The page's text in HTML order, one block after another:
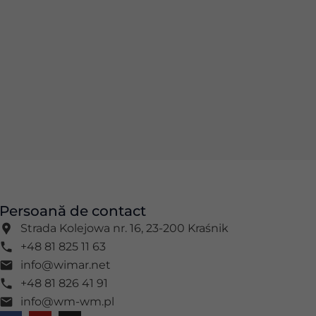
Persoană de contact
Strada Kolejowa nr. 16, 23-200 Kraśnik
+48 81 825 11 63
info@wimar.net
+48 81 826 41 91
info@wm-wm.pl